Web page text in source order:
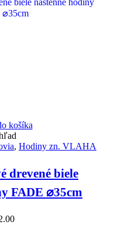
košíka
, Hodiny zn. VLAHA
drevené biele
FADE ⌀35cm